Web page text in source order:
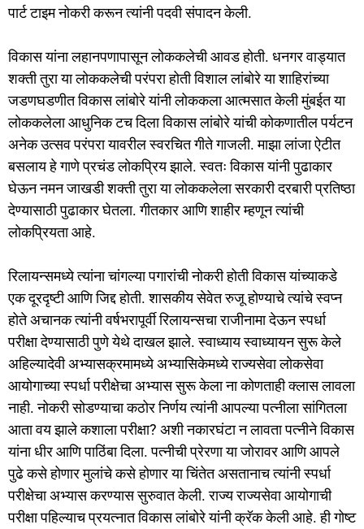
पार्ट टाइम नोकरी करून त्यांनी पदवी संपादन केली.
विकास यांना लहानपणापासून लोककलेची आवड होती. धनगर वाड्यात
शक्ती तुरा या लोककलेची परंपरा होती विशाल लांबोरे या शाहिरांच्या
जडणघडणीत विकास लांबोरे यांनी लोककला आत्मसात केली मुंबईत या
लोककलेला आधुनिक टच दिला विकास लांबोरे यांची कोकणातील पर्यटन
अनेक उत्सव परंपरा यावरील स्वरचित गीते गाजली. माझा लांजा ऐटीत
बसलाय हे गाणे प्रचंड लोकप्रिय झाले. स्वतः विकास यांनी पुढाकार
घेऊन नमन जाखडी शक्ती तुरा या लोककलेला सरकारी दरबारी प्रतिष्ठा
देण्यासाठी पुढाकार घेतला. गीतकार आणि शाहीर म्हणून त्यांची
लोकप्रियता आहे.
रिलायन्समध्ये त्यांना चांगल्या पगारांची नोकरी होती विकास यांच्याकडे
एक दूरदृष्टी आणि जिद्द होती. शासकीय सेवेत रुजू होण्याचे त्यांचे स्वप्न
होते अचानक त्यांनी वर्षभरापूर्वी रिलायन्सचा राजीनामा देऊन स्पर्धा
परीक्षा देण्यासाठी पुणे येथे दाखल झाले. स्वाध्याय स्वाध्यायन सुरू केले
अहिल्यादेवी अभ्यासक्रमामध्ये अभ्यासिकेमध्ये राज्यसेवा लोकसेवा
आयोगाच्या स्पर्धा परीक्षेचा अभ्यास सुरू केला ना कोणताही क्लास लावला
नाही. नोकरी सोडण्याचा कठोर निर्णय त्यांनी आपल्या पत्नीला सांगितला
आता वय झाले कशाला परीक्षा? अशी नकारघंटा न लावता पत्नीने विकास
यांना धीर आणि पाठिंबा दिला. पत्नीची प्रेरणा या जोरावर आणि आपले
पुढे कसे होणार मुलांचे कसे होणार या चिंतेत असतानाच त्यांनी स्पर्धा
परीक्षेचा अभ्यास करण्यास सुरुवात केली. राज्य राज्यसेवा आयोगाची
परीक्षा पहिल्याच प्रयत्नात विकास लांबोरे यांनी क्रॅक केली आहे. ही गोष्ट